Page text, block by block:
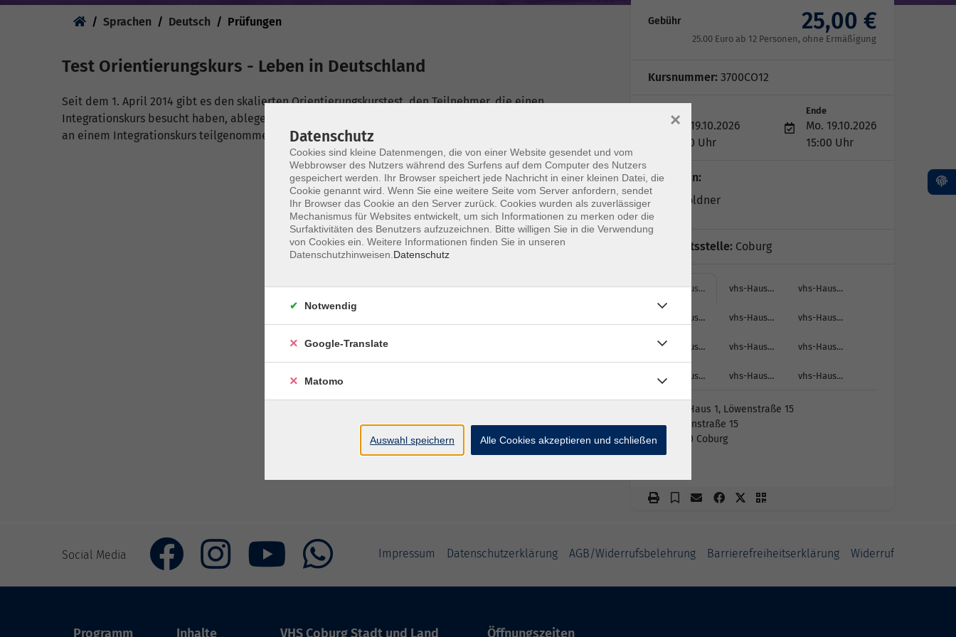
Sprachen Deutsch Prüfungen
Test Orientierungskurs - Leben in Deutschland
Seit dem 1. April 2014 gibt es den skalierten Orientierungskurstest, den Teilnehmer, die einen
Integrationskurs besucht haben, ablegen müssen. Die Prüfung ist auch für Teilnehmer offen, die nicht
an einem Integrationskurs teilgenommen haben.
Gebühr 25,00 €
25.00 Euro ab 12 Personen, ohne Ermäßigung
Kursnummer: 3700CO12
Mo. 19.10.2026
13:30 Uhr
Ende
Mo. 19.10.2026
15:00 Uhr
Dozent*in:
Laura Göldner
Geschäftsstelle: Coburg
vhs-Haus… vhs-Haus… vhs-Haus…
vhs-Haus… vhs-Haus… vhs-Haus…
vhs-Haus… vhs-Haus… vhs-Haus…
vhs-Haus… vhs-Haus… vhs-Haus…
vhs-Haus 1, Löwenstraße 15
Löwenstraße 15
96450 Coburg
Social Media Impressum Datenschutzerklärung AGB/Widerrufsbelehrung Barrierefreiheitserklärung Widerruf
Programm Inhalte VHS Coburg Stadt und Land Öffnungszeiten
Datenschutz
Cookies sind kleine Datenmengen, die von einer Website gesendet und vom
Webbrowser des Nutzers während des Surfens auf dem Computer des Nutzers
gespeichert werden. Ihr Browser speichert jede Nachricht in einer kleinen Datei, die
Cookie genannt wird. Wenn Sie eine weitere Seite vom Server anfordern, sendet
Ihr Browser das Cookie an den Server zurück. Cookies wurden als zuverlässiger
Mechanismus für Websites entwickelt, um sich Informationen zu merken oder die
Surfaktivitäten des Benutzers aufzuzeichnen. Bitte willigen Sie in die Verwendung
von Cookies ein. Weitere Informationen finden Sie in unseren
Datenschutzhinweisen. Datenschutz
×
Notwendig
Google-Translate
Matomo
Auswahl speichern Alle Cookies akzeptieren und schließen